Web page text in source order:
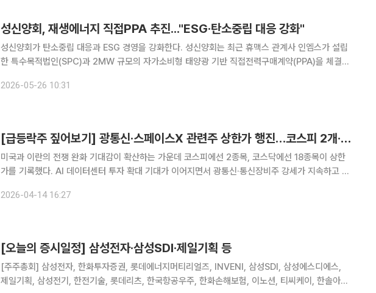
성신양회, 재생에너지 직접PPA 추진..."ESG·탄소중립 대응 강화"
성신양회가 탄소중립 대응과 ESG 경영을 강화한다. 성신양회는 최근 휴맥스 관계사 인엠스가 설립
한 특수목적법인(SPC)과 2MW 규모의 자가소비형 태양광 기반 직접전력구매계약(PPA)을 체결했
계자는 "전력 사용량과 탄소배출 부담이 높은 시멘트 업종의 친
2026-05-26 10:31
[급등락주 짚어보기] 광통신·스페이스X 관련주 상한가 행진…코스피 2개·코스닥 18개 ↑
미국과 이란의 전쟁 완화 기대감이 확산하는 가운데 코스피에선 2종목, 코스닥에선 18종목이 상한
가를 기록했다. AI 데이터센터 투자 확대 기대가 이어지면서 광통신·통신장비주 강세가 지속하고 있
거래일 대비 29.91% 오른 1만2380원에 거래를 마감했다.
2026-04-14 16:27
[오늘의 증시일정] 삼성전자·삼성SDI·제일기획 등
[주주총회] 삼성전자, 한화투자증권, 롯데에너지머티리얼즈, INVENI, 삼성SDI, 삼성에스디에스,
제일기획, 삼성전기, 한전기술, 롯데리츠, 한국항공우주, 한화손해보험, 이노션, 티씨케이, 한솔아이